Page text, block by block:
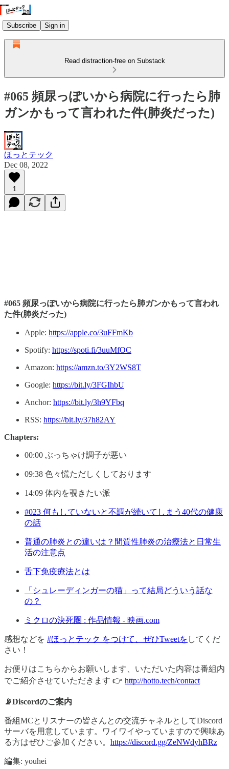
Subscribe Sign in
Read distraction-free on Substack
#065 頻尿っぽいから病院に行ったら肺
ガンかもって言われた件(肺炎だった)
ほっとテック
Dec 08, 2022
1
#065 頻尿っぽいから病院に行ったら肺ガンかもって言われ
た件(肺炎だった)
Apple: https://apple.co/3uFFmKb
Spotify: https://spoti.fi/3uuMfOC
Amazon: https://amzn.to/3Y2WS8T
Google: https://bit.ly/3FGIhbU
Anchor: https://bit.ly/3h9YFbq
RSS: https://bit.ly/37h82AY
Chapters:
00:00 ぶっちゃけ調子が悪い
09:38 色々慌ただしくしております
14:09 体内を覗きたい派
#023 何もしていないと不調が続いてしまう40代の健康
の話
普通の肺炎との違いは？間質性肺炎の治療法と日常生
活の注意点
舌下免疫療法とは
「シュレーディンガーの猫」って結局どういう話な
の？
ミクロの決死圏 : 作品情報 - 映画.com
感想などを #ほっとテック をつけて、ぜひTweetを してくだ
さい！
お便りはこちらからお願いします、いただいた内容は番組内
でご紹介させていただきます 👉 http://hotto.tech/contact
📡Discordのご案内
番組MCとリスナーの皆さんとの交流チャネルとしてDiscord
サーバを用意しています。ワイワイやっていますので興味あ
る方はぜひご参加ください。 https://discord.gg/ZeNWdyhBRz
編集: youhei